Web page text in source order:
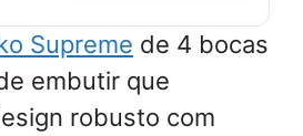
Supreme de 4 bocas
embutir que
robusto com